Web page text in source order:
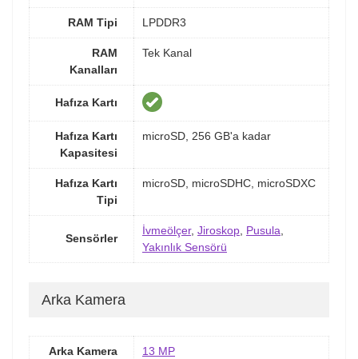
RAM Tipi LPDDR3
RAM
Kanalları
Tek Kanal
Hafıza Kartı
Hafıza Kartı
Kapasitesi
microSD, 256 GB'a kadar
Hafıza Kartı
Tipi
microSD, microSDHC, microSDXC
Sensörler
İvmeölçer, Jiroskop, Pusula,
Yakınlık Sensörü
Arka Kamera
Arka Kamera
13 MP